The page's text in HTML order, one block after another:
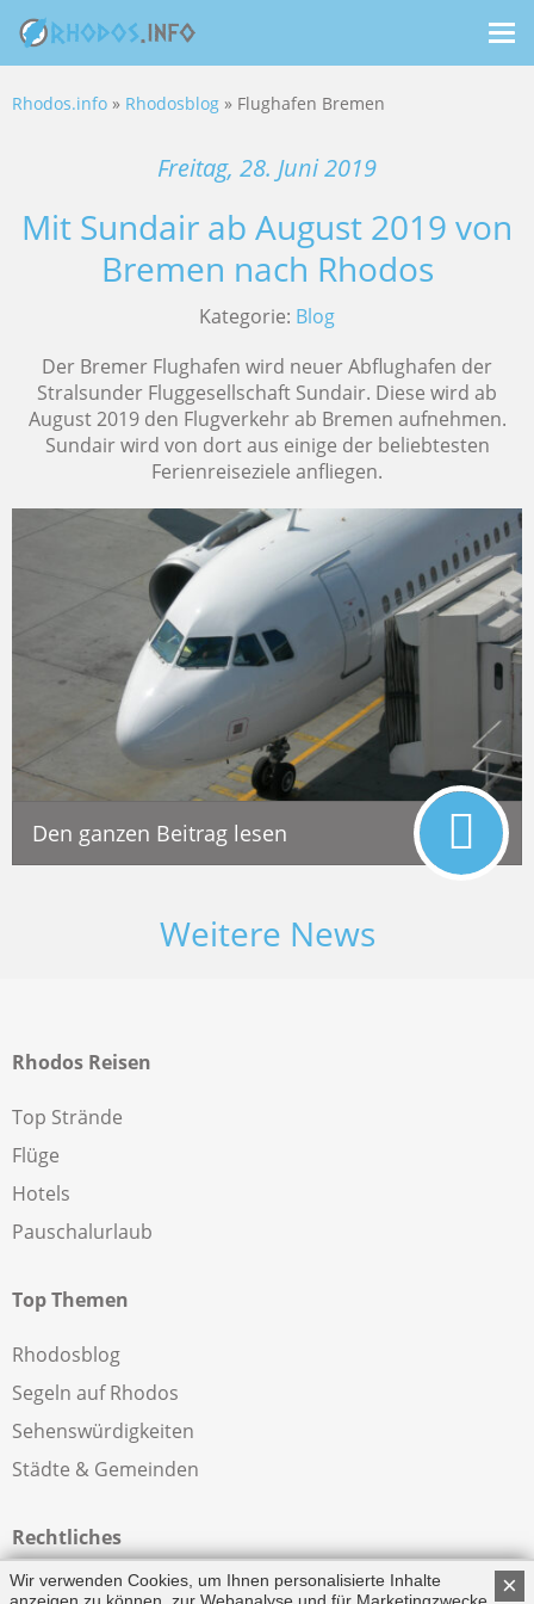
Rhodos.info » Rhodosblog » Flughafen Bremen
Freitag, 28. Juni 2019
Mit Sundair ab August 2019 von
Bremen nach Rhodos
Kategorie: Blog
Der Bremer Flughafen wird neuer Abflughafen der
Stralsunder Fluggesellschaft Sundair. Diese wird ab
August 2019 den Flugverkehr ab Bremen aufnehmen.
Sundair wird von dort aus einige der beliebtesten
Ferienreiseziele anfliegen.
Den ganzen Beitrag lesen
Weitere News
Rhodos Reisen
Top Strände
Flüge
Hotels
Pauschalurlaub
Top Themen
Rhodosblog
Segeln auf Rhodos
Sehenswürdigkeiten
Städte & Gemeinden
Rechtliches
Impressum ×
Wir verwenden Cookies, um Ihnen personalisierte Inhalte